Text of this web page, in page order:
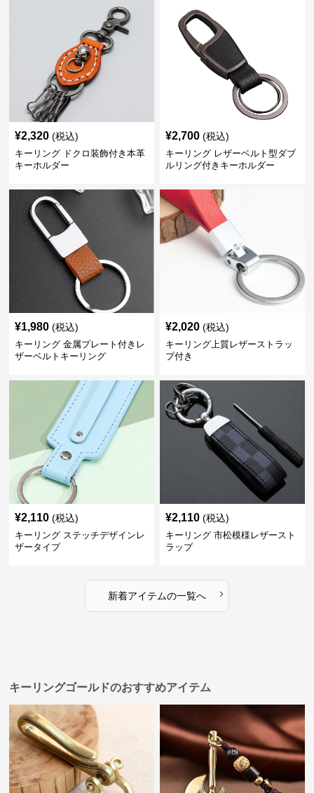
¥2,320 (税込)
キーリング ドクロ装飾付き本革
キーホルダー
¥2,700 (税込)
キーリング レザーベルト型ダブ
ルリング付きキーホルダー
¥1,980 (税込)
キーリング 金属プレート付きレ
ザーベルトキーリング
¥2,020 (税込)
キーリング上質レザーストラッ
プ付き
¥2,110 (税込)
キーリング ステッチデザインレ
ザータイプ
¥2,110 (税込)
キーリング 市松模様レザースト
ラップ
新着アイテムの一覧へ ›
キーリングゴールドのおすすめアイテム